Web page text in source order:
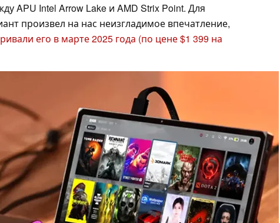
APU Intel Arrow Lake и AMD Strix Point. Для
произвел на нас неизгладимое впечатление,
его в марте 2025 года (по цене $1 399 на